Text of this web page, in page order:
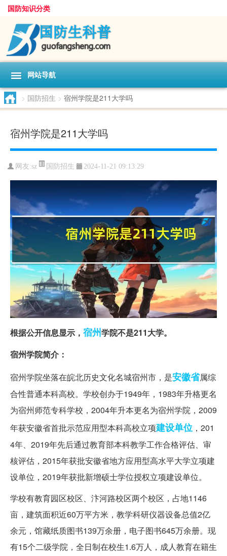
国防知识分类
网站导航
> 国防招生 > 宿州学院是211大学吗
宿州学院是211大学吗
网友:sz 国防招生 2024-11-21 09:13:29
根据公开信息显示， 宿州学院不是211大学。
宿州学院简介：
宿州学院坐落在皖北历史文化名城宿州市，是安徽省属综
合性普通本科高校。学校创办于1949年，1983年升格更名
为宿州师范专科学校，2004年升本更名为宿州学院，2009
年获安徽省首批示范应用型本科高校立项建设单位 ，201
4年、2019年先后通过教育部本科教学工作合格评估、审
核评估，2015年获批安徽省地方应用型高水平大学立项建
设单位，2019年获批新增硕士学位授权立项建设单位。
学校有教育园区校区、汴河路校区两个校区，占地1146
亩，建筑面积近60万平方米，教学科研仪器设备总值2亿
余元，馆藏纸质图书139万余册，电子图书645万余册。现
有15个二级学院，全日制在校生1.6万人，成人教育在籍生